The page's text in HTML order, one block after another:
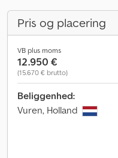
Pris og placering
VB plus moms
12.950 €
(15.670 € brutto)
Beliggenhed:
Vuren, Holland